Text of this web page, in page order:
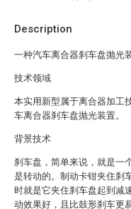
Description
一种汽车离合器刹车盘抛光
技术领域
本实用新型属于离合器加工
车离合器刹车盘抛光装置。
背景技术
刹车盘，简单来说，就是一
是转动的。制动卡钳夹住刹
时就是它夹住刹车盘起到减
动效果好，且比鼓形刹车更